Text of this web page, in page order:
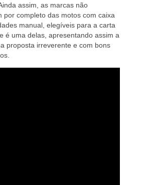
assim, as marcas não
por completo das motos com caixa
manual, elegíveis para a carta
é uma delas, apresentando assim a
proposta irreverente e com bons